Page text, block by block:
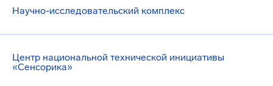
Научно-исследовательский комплекс
Центр национальной технической инициативы
«Сенсорика»